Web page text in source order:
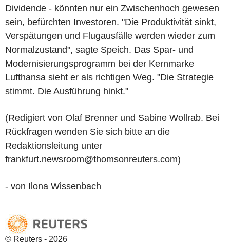
Dividende - könnten nur ein Zwischenhoch gewesen
sein, befürchten Investoren. "Die Produktivität sinkt,
Verspätungen und Flugausfälle werden wieder zum
Normalzustand", sagte Speich. Das Spar- und
Modernisierungsprogramm bei der Kernmarke
Lufthansa sieht er als richtigen Weg. "Die Strategie
stimmt. Die Ausführung hinkt."
(Redigiert von Olaf Brenner und Sabine Wollrab. Bei
Rückfragen wenden Sie sich bitte an die
Redaktionsleitung unter
frankfurt.newsroom@thomsonreuters.com)
- von Ilona Wissenbach
© Reuters - 2026